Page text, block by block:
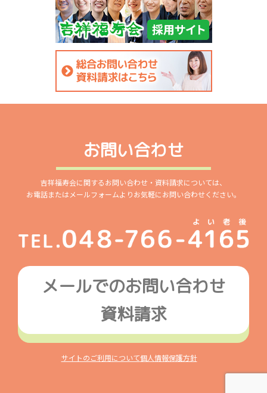
お問い合わせ
吉祥福寿会に関するお問い合わせ・資料請求については、
お電話またはメールフォームよりお気軽にお問い合わせください。
メールでのお問い合わせ
資料請求
サイトのご利用について個人情報保護方針